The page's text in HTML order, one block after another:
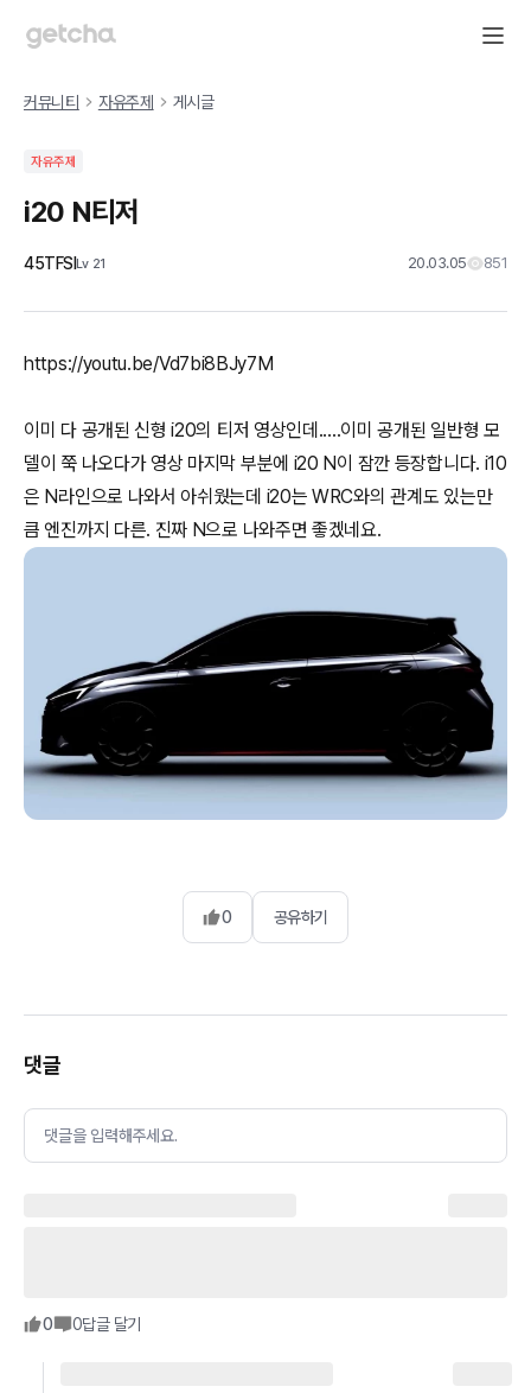
커뮤니티 자유주제 게시글
자유주제
i20 N티저
45TFSI Lv 21 20.03.05 851
https://youtu.be/Vd7bi8BJy7M
이미 다 공개된 신형 i20의 티저 영상인데.....이미 공개된 일반형 모
델이 쭉 나오다가 영상 마지막 부분에 i20 N이 잠깐 등장합니다. i10
은 N라인으로 나와서 아쉬웠는데 i20는 WRC와의 관계도 있는만
큼 엔진까지 다른. 진짜 N으로 나와주면 좋겠네요.
0 공유하기
댓글
댓글을 입력해주세요.
0 0답글 달기